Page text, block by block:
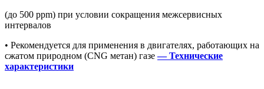
(до 500 ppm) при условии сокращения межсервисных
интервалов
• Рекомендуется для применения в двигателях, работающих на
сжатом природном (CNG метан) газе— Технические
характеристики